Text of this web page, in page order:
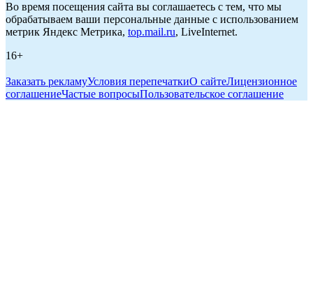
Во время посещения сайта вы соглашаетесь с тем, что мы
обрабатываем ваши персональные данные с использованием
метрик Яндекс Метрика, top.mail.ru, LiveInternet.
16+
Заказать рекламуУсловия перепечаткиО сайтеЛицензионное
соглашениеЧастые вопросыПользовательское соглашение